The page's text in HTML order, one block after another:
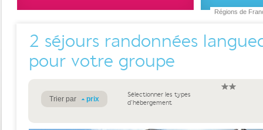
Régions de
2 séjours randonnées
pour votre groupe
Trier par prix
Sélectionner les types
d'hébergement